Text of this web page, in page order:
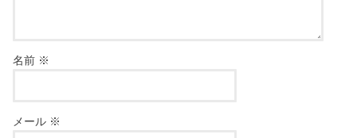
名前 ※
メール ※